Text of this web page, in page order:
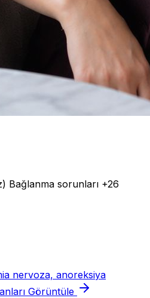
Bağlanma sorunları +26
nervoza, anoreksiya
Görüntüle